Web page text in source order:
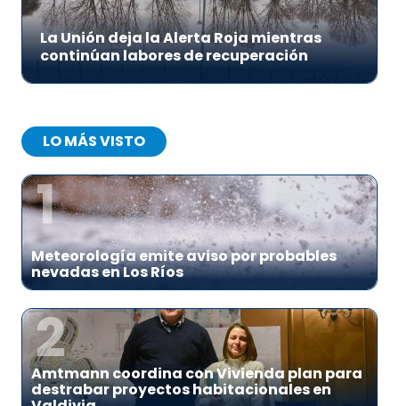
La Unión deja la Alerta Roja mientras
continúan labores de recuperación
LO MÁS VISTO
1
Meteorología emite aviso por probables
nevadas en Los Ríos
2
Amtmann coordina con Vivienda plan para
destrabar proyectos habitacionales en